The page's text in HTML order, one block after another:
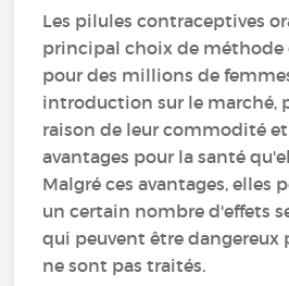
Les pilules contraceptives
principal choix de
pour des millions de
introduction sur le marché,
raison de leur commodité
avantages pour la santé
Malgré ces avantages, elles
un certain nombre d'effets
qui peuvent être dangereux
ne sont pas traités.